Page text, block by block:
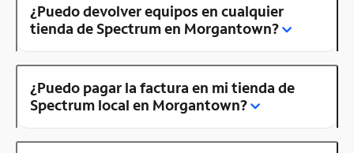
¿Puedo devolver equipos en cualquier
tienda de Spectrum en Morgantown?
¿Puedo pagar la factura en mi tienda de
Spectrum local en Morgantown?